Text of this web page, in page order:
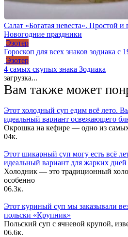
Салат «Богатая невеста». Простой и
Новогодние праздники
Эзотер
Гороскоп для всех знаков зодиака с
Эзотер
4 самых скупых знака Зодиака
загрузка...
Вам также может
Этот холодный суп едим всё лето.
идеальный вариант освежающего
Окрошка на кефире — одно из
04к.
Этот шикарный суп могу есть всё
идеальный вариант для жарких дней
Холодник — это традиционный
особенно
06.3к.
Этот куриный суп мы заказывали
польски «Крупник»
Польский суп с ячневой крупой,
06.6к.